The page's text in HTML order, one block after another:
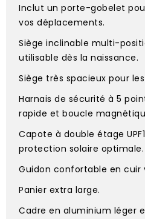
Inclut un porte-gobelet
vos déplacements.
Siège inclinable multi-
utilisable dès la naissance.
Siège très spacieux pour
Harnais de sécurité à 5
rapide et boucle
Capote à double étage
protection solaire optimale.
Guidon confortable en cuir
Panier extra large.
Cadre en aluminium léger